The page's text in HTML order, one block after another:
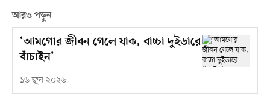
আরও পড়ুন
‘আমগোর জীবন গেলে যাক, বাচ্চা দুইডারে
বাঁচাইন’
১৬ জুন ২০২৬